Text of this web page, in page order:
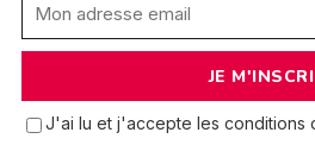
J'ai lu et j'accepte les conditions